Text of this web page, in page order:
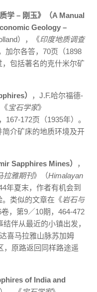
学 – 刚玉》（A Manual
Geology –
），《印度地质调查
加尔各答，70页（1898
包括著名的克什米尔矿
）
，J.F.哈尔福德-
宝石学家》
167-172页（1935年）。
介矿床的地质环境及开
Sapphires Mines）
，
拉雅期刊》（Himalayan
年夏末，作者有机会到
类似的文章在《岩石与
，第9／10期，464-472
伴从最近的小镇出发，
喜马拉雅山脉苏加姆
，原路返回同样路途遥
of India and